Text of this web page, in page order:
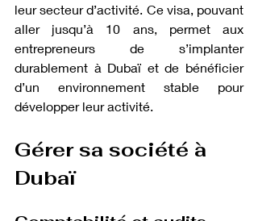
leur secteur d’activité. Ce visa, pouvant
aller jusqu’à 10 ans, permet aux
entrepreneurs de s’implanter
durablement à Dubaï et de bénéficier
d’un environnement stable pour
développer leur activité.
Gérer sa société à
Dubaï